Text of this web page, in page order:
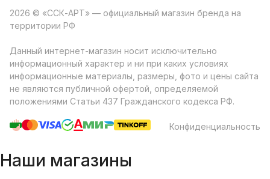
2026 © «ССК-АРТ» — официальный магазин бренда на
территории РФ
Данный интернет-магазин носит исключительно
информационный характер и ни при каких условиях
информационные материалы, размеры, фото и цены сайта
не являются публичной офертой, определяемой
положениями Статьи 437 Гражданского кодекса РФ.
Конфиденциальность
Наши магазины